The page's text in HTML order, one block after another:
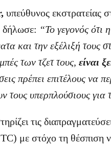
υπεύθυνος εκστρατείας
δήλωσε: “Το γεγονός ότι
και την εξέλιξή τους
των τζετ τους, είναι
πρέπει επιτέλους να
τους υπερπλούσιους
τις
με στόχο τη θέσπιση